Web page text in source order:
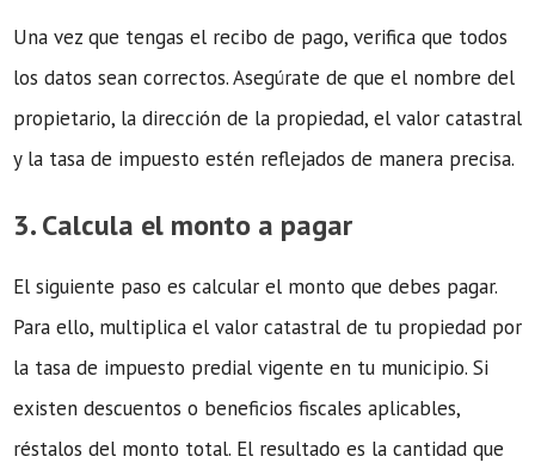
Una vez que tengas el recibo de pago, verifica que todos
los datos sean correctos. Asegúrate de que el nombre del
propietario, la dirección de la propiedad, el valor catastral
y la tasa de impuesto estén reflejados de manera precisa.
3. Calcula el monto a pagar
El siguiente paso es calcular el monto que debes pagar.
Para ello, multiplica el valor catastral de tu propiedad por
la tasa de impuesto predial vigente en tu municipio. Si
existen descuentos o beneficios fiscales aplicables,
réstalos del monto total. El resultado es la cantidad que